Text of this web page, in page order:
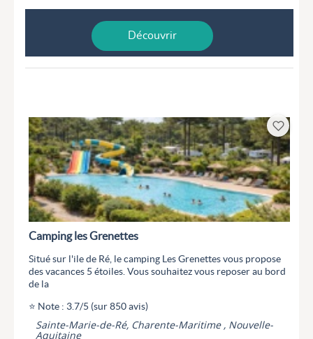
Découvrir
Camping les Grenettes
Situé sur l'ile de Ré, le camping Les Grenettes vous propose
des vacances 5 étoiles. Vous souhaitez vous reposer au bord
de la
⭐ Note : 3.7/5 (sur 850 avis)
Sainte-Marie-de-Ré, Charente-Maritime , Nouvelle-
Aquitaine